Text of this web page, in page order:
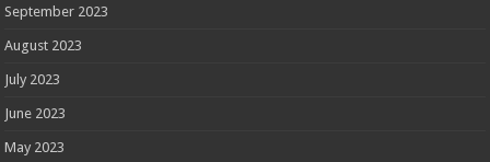
September 2023
August 2023
July 2023
June 2023
May 2023